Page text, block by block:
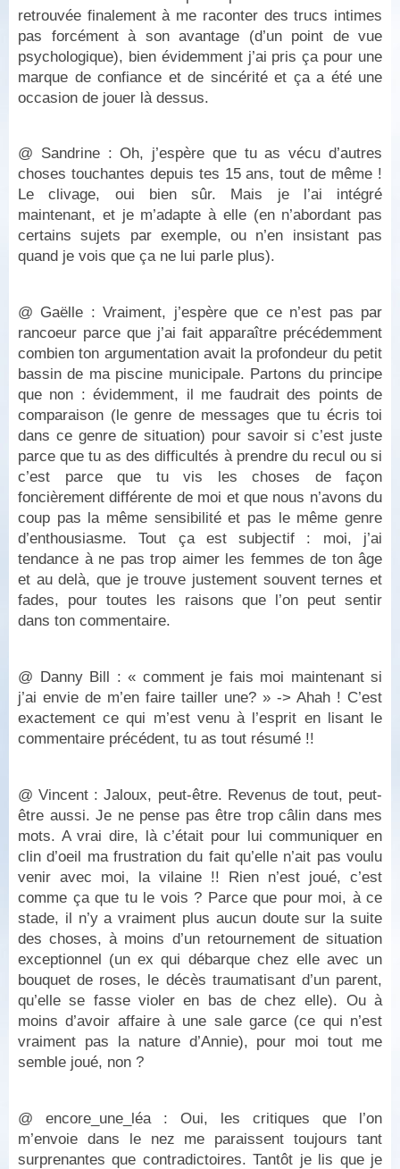
retrouvée finalement à me raconter des trucs intimes
pas forcément à son avantage (d’un point de vue
psychologique), bien évidemment j’ai pris ça pour une
marque de confiance et de sincérité et ça a été une
occasion de jouer là dessus.
@ Sandrine : Oh, j’espère que tu as vécu d’autres
choses touchantes depuis tes 15 ans, tout de même !
Le clivage, oui bien sûr. Mais je l’ai intégré
maintenant, et je m’adapte à elle (en n’abordant pas
certains sujets par exemple, ou n’en insistant pas
quand je vois que ça ne lui parle plus).
@ Gaëlle : Vraiment, j’espère que ce n’est pas par
rancoeur parce que j’ai fait apparaître précédemment
combien ton argumentation avait la profondeur du petit
bassin de ma piscine municipale. Partons du principe
que non : évidemment, il me faudrait des points de
comparaison (le genre de messages que tu écris toi
dans ce genre de situation) pour savoir si c’est juste
parce que tu as des difficultés à prendre du recul ou si
c’est parce que tu vis les choses de façon
foncièrement différente de moi et que nous n’avons du
coup pas la même sensibilité et pas le même genre
d’enthousiasme. Tout ça est subjectif : moi, j’ai
tendance à ne pas trop aimer les femmes de ton âge
et au delà, que je trouve justement souvent ternes et
fades, pour toutes les raisons que l’on peut sentir
dans ton commentaire.
@ Danny Bill : « comment je fais moi maintenant si
j’ai envie de m’en faire tailler une? » -> Ahah ! C’est
exactement ce qui m’est venu à l’esprit en lisant le
commentaire précédent, tu as tout résumé !!
@ Vincent : Jaloux, peut-être. Revenus de tout, peut-
être aussi. Je ne pense pas être trop câlin dans mes
mots. A vrai dire, là c’était pour lui communiquer en
clin d’oeil ma frustration du fait qu’elle n’ait pas voulu
venir avec moi, la vilaine !! Rien n’est joué, c’est
comme ça que tu le vois ? Parce que pour moi, à ce
stade, il n’y a vraiment plus aucun doute sur la suite
des choses, à moins d’un retournement de situation
exceptionnel (un ex qui débarque chez elle avec un
bouquet de roses, le décès traumatisant d’un parent,
qu’elle se fasse violer en bas de chez elle). Ou à
moins d’avoir affaire à une sale garce (ce qui n’est
vraiment pas la nature d’Annie), pour moi tout me
semble joué, non ?
@ encore_une_léa : Oui, les critiques que l’on
m’envoie dans le nez me paraissent toujours tant
surprenantes que contradictoires. Tantôt je lis que je